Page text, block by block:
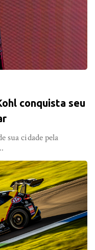
conquista seu
sua cidade pela